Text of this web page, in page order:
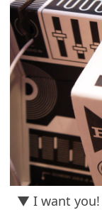
▼ I want you!